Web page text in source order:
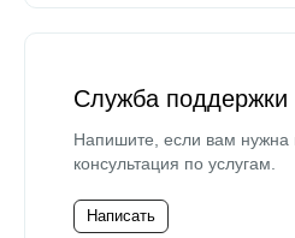
Служба поддержки
Напишите, если вам
консультация по услугам.
Написать